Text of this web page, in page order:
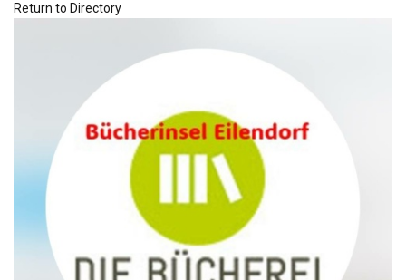
Return to Directory